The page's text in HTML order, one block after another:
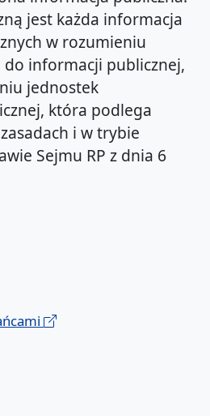
jest każda informacja
w rozumieniu
informacji publicznej,
jednostek
która podlega
i w trybie
Sejmu RP z dnia 6